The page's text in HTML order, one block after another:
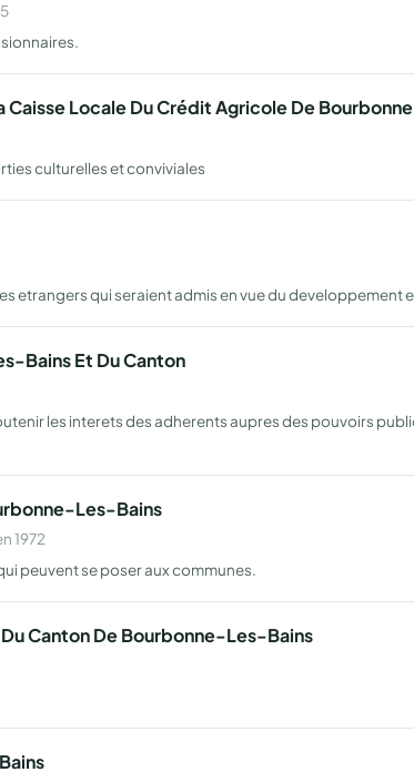
Locale Du Crédit Agricole De Bourbonne
culturelles et conviviales
etrangers qui seraient admis en vue du developpement
Bains Et Du Canton
les interets des adherents aupres des pouvoirs
Les-Bains
1972
peuvent se poser aux communes.
Canton De Bourbonne-Les-Bains